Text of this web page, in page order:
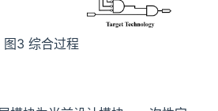
图3 综合过程